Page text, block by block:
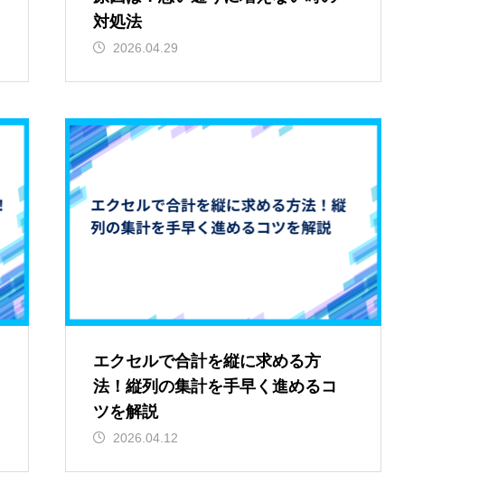
対処法
2026.04.29
エクセルで合計を縦に求める方
法！縦列の集計を手早く進めるコ
ツを解説
2026.04.12